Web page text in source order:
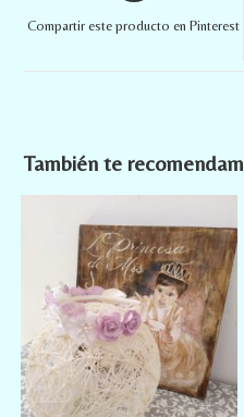
Compartir este producto en Pinterest
También te